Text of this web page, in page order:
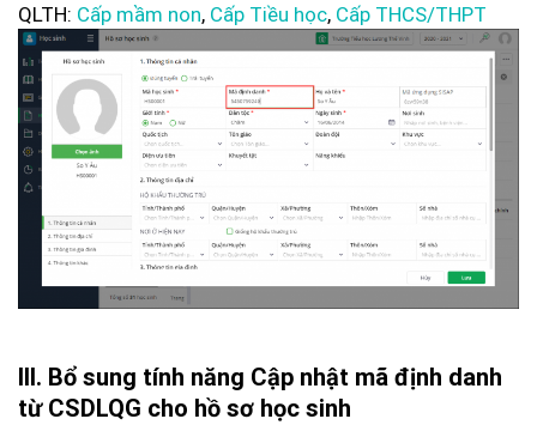
QLTH: Cấp mầm non, Cấp Tiều học, Cấp THCS/THPT
III. Bổ sung tính năng Cập nhật mã định danh
từ CSDLQG cho hồ sơ học sinh